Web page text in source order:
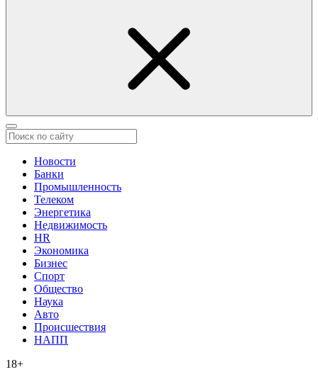
Новости
Банки
Промышленность
Телеком
Энергетика
Недвижимость
HR
Экономика
Бизнес
Спорт
Общество
Наука
Авто
Происшествия
НАПП
18+